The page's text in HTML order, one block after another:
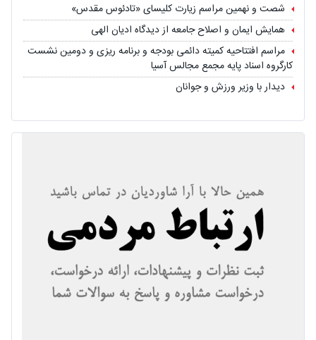
شصت و نهمین مراسم زیارت کلیسای «تادئوس مقدس»
همایش ایمان و اصلاح جامعه از دیدگاه ادیان الهی
مراسم افتتاحیه کمیته دائمی بودجه و برنامه ریزی و دومین نشست
کارگروه اسناد پایه مجمع مجالس آسیا
دیدار با وزیر ورزش و جوانان